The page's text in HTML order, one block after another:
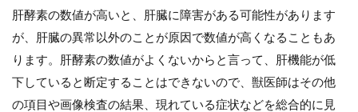
肝酵素の数値が高いと、肝臓に障害がある可能性があります
が、肝臓の異常以外のことが原因で数値が高くなることもあ
ります。肝酵素の数値がよくないからと言って、肝機能が低
下していると断定することはできないので、獣医師はその他
の項目や画像検査の結果、現れている症状などを総合的に見